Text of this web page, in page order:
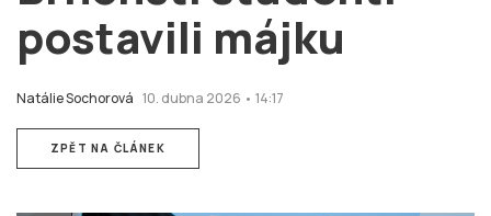
postavili májku
Natálie Sochorová 10. dubna 2026 • 14:17
ZPĚT NA ČLÁNEK